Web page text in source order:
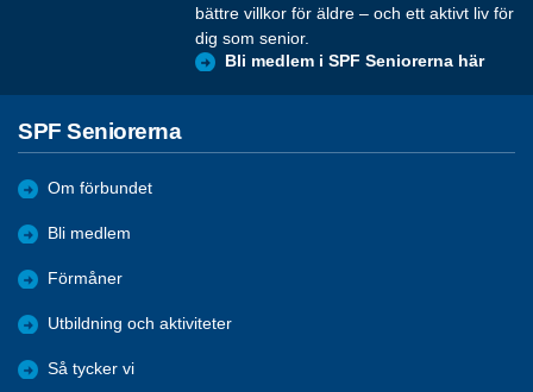
bättre villkor för äldre – och ett aktivt liv för
dig som senior.
Bli medlem i SPF Seniorerna här
SPF Seniorerna
Om förbundet
Bli medlem
Förmåner
Utbildning och aktiviteter
Så tycker vi